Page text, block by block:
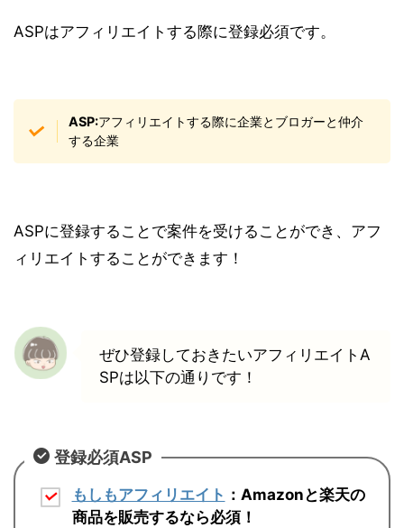
ASPはアフィリエイトする際に登録必須です。
ASP:アフィリエイトする際に企業とブロガーと仲介
する企業
ASPに登録することで案件を受けることができ、アフ
ィリエイトすることができます！
ぜひ登録しておきたいアフィリエイトA
SPは以下の通りです！
登録必須ASP
もしもアフィリエイト ：Amazonと楽天の
商品を販売するなら必須！